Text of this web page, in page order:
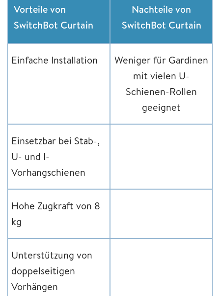
Vorteile von
SwitchBot Curtain
Nachteile von
SwitchBot Curtain
Einfache Installation
Weniger für Gardinen
mit vielen U-
Schienen-Rollen
geeignet
Einsetzbar bei Stab-,
U- und I-
Vorhangschienen
Hohe Zugkraft von 8
kg
Unterstützung von
doppelseitigen
Vorhängen